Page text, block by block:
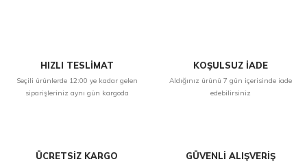
HIZLI TESLİMAT
Seçili ürünlerde 12:00 ye kadar gelen
siparişleriniz aynı gün kargoda
KOŞULSUZ İADE
Aldığınız ürünü 7 gün içerisinde iade
edebilirsiniz
ÜCRETSİZ KARGO GÜVENLİ ALIŞVERİŞ